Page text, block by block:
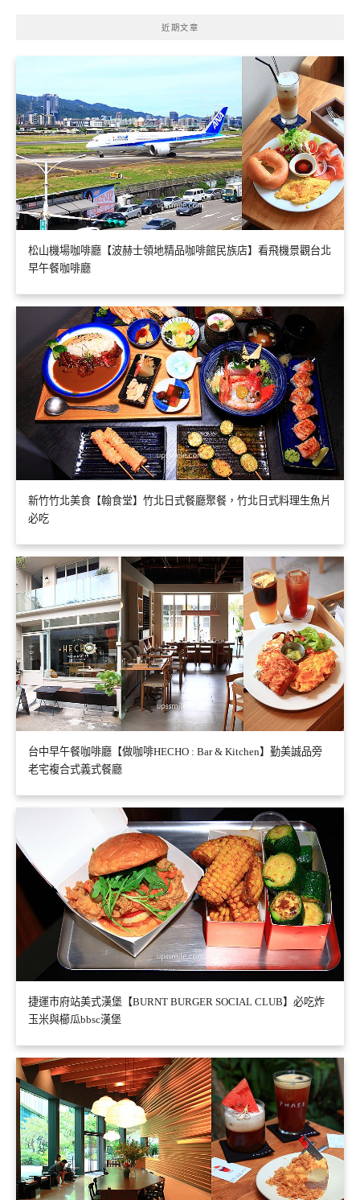
近期文章
松山機場咖啡廳【波赫士領地精品咖啡館民族店】看飛機景觀台北
早午餐咖啡廳
新竹竹北美食【翰食堂】竹北日式餐廳聚餐，竹北日式料理生魚片
必吃
台中早午餐咖啡廳【做咖啡HECHO : Bar & Kitchen】勤美誠品旁
老宅複合式義式餐廳
捷運市府站美式漢堡【BURNT BURGER SOCIAL CLUB】必吃炸
玉米與櫛瓜bbsc漢堡